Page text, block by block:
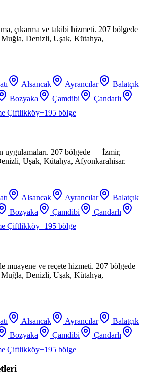
çıkarma ve takibi hizmeti. 207 bölgede
Denizli, Uşak, Kütahya,
Alsancak Ayrancılar
Balatçık
Bozyaka Çamdibi
Çandarlı
Çiftlikköy+195 bölge
uygulamaları. 207 bölgede — İzmir,
Uşak, Kütahya, Afyonkarahisar.
Alsancak Ayrancılar
Balatçık
Bozyaka Çamdibi
Çandarlı
Çiftlikköy+195 bölge
muayene ve reçete hizmeti. 207 bölgede
Denizli, Uşak, Kütahya,
Alsancak Ayrancılar
Balatçık
Bozyaka Çamdibi
Çandarlı
Çiftlikköy+195 bölge